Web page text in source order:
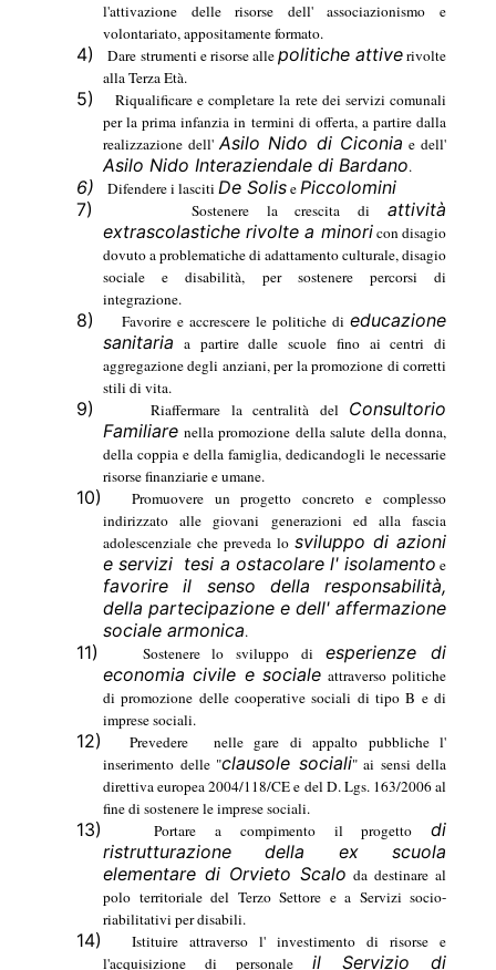
l'attivazione delle risorse dell' associazionismo e
volontariato, appositamente formato.
4) Dare strumenti e risorse allepolitiche attiverivolte
alla Terza Età.
5)
Riqualificare e completare la rete dei servizi comunali
per la prima infanzia in termini di offerta, a partire dalla
realizzazione dell'Asilo Nido di Ciconia e dell'
Asilo Nido Interaziendale di Bardano.
6) Difendere i lasciti De Solise Piccolomini
7)
Sostenere la crescita diattività
extrascolastiche rivolte a minoricon disagio
dovuto a problematiche di adattamento culturale, disagio
sociale e disabilità, per sostenere percorsi di
integrazione.
8) Favorire e accrescere le politiche di educazione
sanitaria a partire dalle scuole fino ai centri di
aggregazione degli anziani, per la promozione di corretti
stili di vita.
9) Riaffermare la centralità del Consultorio
Familiare nella promozione della salute della donna,
della coppia e della famiglia, dedicandogli le necessarie
risorse finanziarie e umane.
10)
Promuovere un progetto concreto e complesso
indirizzato alle giovani generazioni ed alla fascia
adolescenziale che preveda lo sviluppo di azioni
e servizi tesi a ostacolare l' isolamento e
favorire il senso della responsabilità,
della partecipazione e dell' affermazione
sociale armonica.
11) Sostenere lo sviluppo diesperienze di
economia civile e sociale attraverso politiche
di promozione delle cooperative sociali di tipo B e di
imprese sociali.
12) Prevedere
nelle gare di appalto pubbliche l'
inserimento delle "clausole sociali" ai sensi della
direttiva europea 2004/118/CE e del D. Lgs. 163/2006 al
fine di sostenere le imprese sociali.
13) Portare a compimento il progetto di
ristrutturazione della ex scuola
elementare di Orvieto Scalo da destinare al
polo territoriale del Terzo Settore e a Servizi socio-
riabilitativi per disabili.
14)
Istituire attraverso l' investimento di risorse e
l'acquisizione di personale il Servizio di